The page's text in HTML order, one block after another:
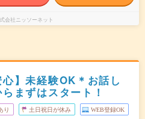
会社ニッソーネット
心】未経験OK＊お話し
まずはスタート！
り 土日祝日が休み WEB登録OK